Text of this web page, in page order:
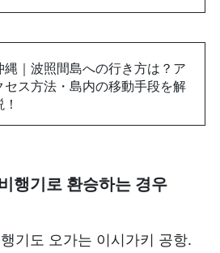
縄｜波照間島への行き方は？ア
セス方法・島内の移動手段を解
행기로 환승하는 경우
기도 오가는 이시가키 공항.